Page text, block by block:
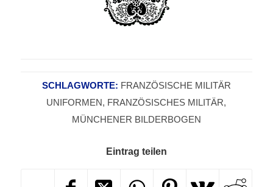
SCHLAGWORTE: FRANZÖSISCHE MILITÄR
UNIFORMEN, FRANZÖSISCHES MILITÄR,
MÜNCHENER BILDERBOGEN
Eintrag teilen